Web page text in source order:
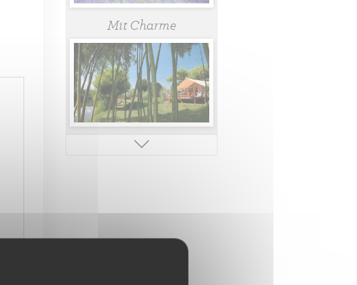
Mit Charme
Kinderclub